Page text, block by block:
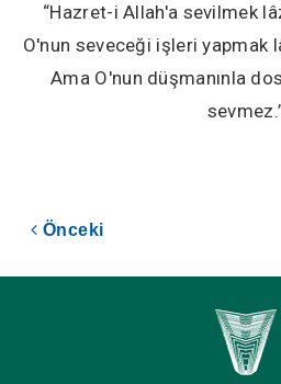
“Hazret-i Allah'a sevilmek
O'nun seveceği işleri yapmak
Ama O'nun düşmanınla
Önceki